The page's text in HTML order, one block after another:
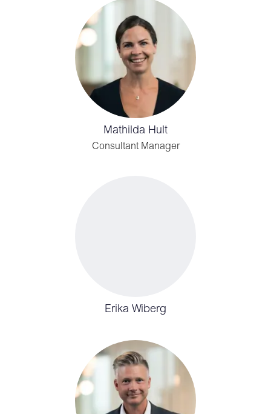
Mathilda Hult
Consultant Manager
Erika Wiberg